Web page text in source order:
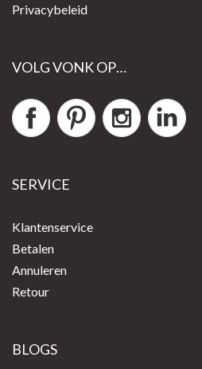
Privacybeleid
VOLG VONK OP…
SERVICE
Klantenservice
Betalen
Annuleren
Retour
BLOGS